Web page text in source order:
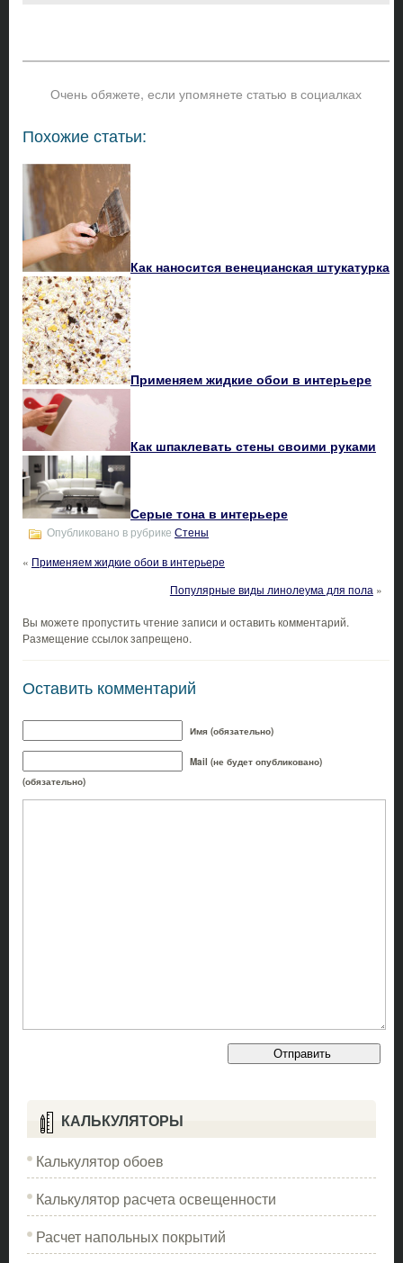
Очень обяжете, если упомянете статью в социалках
Похожие статьи:
Как наносится венецианская штукатурка
Применяем жидкие обои в интерьере
Как шпаклевать стены своими руками
Серые тона в интерьере
Опубликовано в рубрике Стены
« Применяем жидкие обои в интерьере
Популярные виды линолеума для пола »
Вы можете пропустить чтение записи и оставить комментарий.
Размещение ссылок запрещено.
Оставить комментарий
Имя (обязательно)
Mail (не будет опубликовано)
(обязательно)
КАЛЬКУЛЯТОРЫ
Калькулятор обоев
Калькулятор расчета освещенности
Расчет напольных покрытий